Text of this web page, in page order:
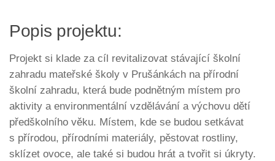
Popis projektu:
Projekt si klade za cíl revitalizovat stávající školní
zahradu mateřské školy v Prušánkách na přírodní
školní zahradu, která bude podnětným místem pro
aktivity a environmentální vzdělávání a výchovu dětí
předškolního věku. Místem, kde se budou setkávat
s přírodou, přírodními materiály, pěstovat rostliny,
sklízet ovoce, ale také si budou hrát a tvořit si úkryty.